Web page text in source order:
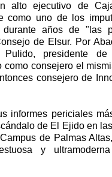
alto ejecutivo de
como uno de los
durante años de "las
de Elsur. Por
Pulido, presidente
como consejero el
consejero de
informes periciales
de El Ejido en
de Palmas Altas
y